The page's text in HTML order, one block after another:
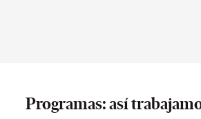
Programas: así